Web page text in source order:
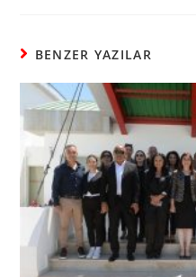
BENZER YAZILAR